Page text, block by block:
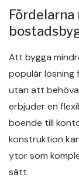
Att bygga
populär lösning
utan att behöva
erbjuder en
boende till
konstruktion
ytor som
sätt.